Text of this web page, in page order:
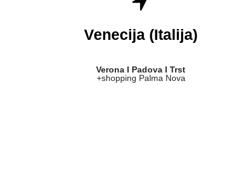
Venecija (Italija)
Verona I Padova I Trst
+shopping Palma Nova